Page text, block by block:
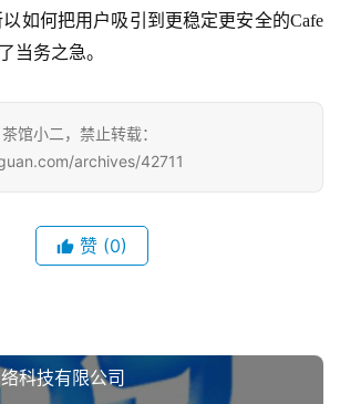
如何把用户吸引到更稳定更安全的Cafe
当务之急。
馆小二，禁止转载：
archives/42711
赞 (0)
科技有限公司